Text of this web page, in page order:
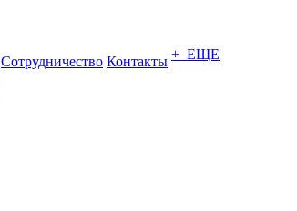
Сотрудничество Контакты + ЕЩЕ